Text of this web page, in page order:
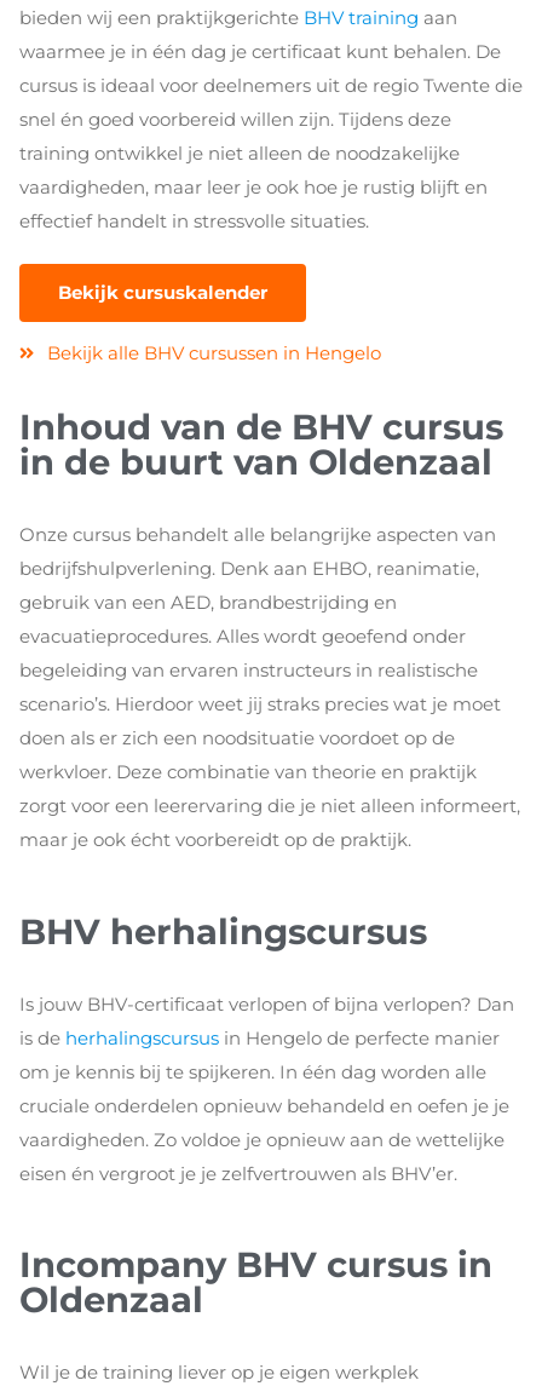
bieden wij een praktijkgerichte BHV training aan
waarmee je in één dag je certificaat kunt behalen. De
cursus is ideaal voor deelnemers uit de regio Twente die
snel én goed voorbereid willen zijn. Tijdens deze
training ontwikkel je niet alleen de noodzakelijke
vaardigheden, maar leer je ook hoe je rustig blijft en
effectief handelt in stressvolle situaties.
Bekijk cursuskalender
Bekijk alle BHV cursussen in Hengelo
Inhoud van de BHV cursus
in de buurt van Oldenzaal
Onze cursus behandelt alle belangrijke aspecten van
bedrijfshulpverlening. Denk aan EHBO, reanimatie,
gebruik van een AED, brandbestrijding en
evacuatieprocedures. Alles wordt geoefend onder
begeleiding van ervaren instructeurs in realistische
scenario’s. Hierdoor weet jij straks precies wat je moet
doen als er zich een noodsituatie voordoet op de
werkvloer. Deze combinatie van theorie en praktijk
zorgt voor een leerervaring die je niet alleen informeert,
maar je ook écht voorbereidt op de praktijk.
BHV herhalingscursus
Is jouw BHV-certificaat verlopen of bijna verlopen? Dan
is de herhalingscursus in Hengelo de perfecte manier
om je kennis bij te spijkeren. In één dag worden alle
cruciale onderdelen opnieuw behandeld en oefen je je
vaardigheden. Zo voldoe je opnieuw aan de wettelijke
eisen én vergroot je je zelfvertrouwen als BHV’er.
Incompany BHV cursus in
Oldenzaal
Wil je de training liever op je eigen werkplek